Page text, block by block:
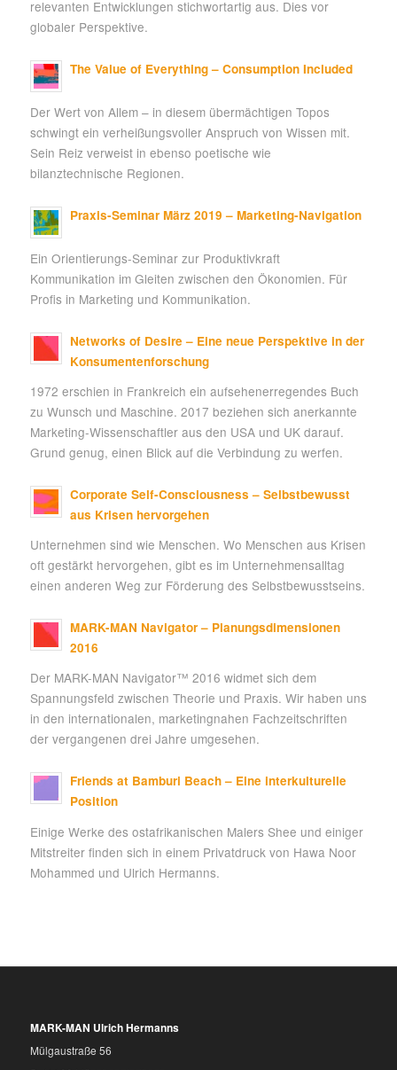
relevanten Entwicklungen stichwortartig aus. Dies vor
globaler Perspektive.
The Value of Everything – Consumption Included
Der Wert von Allem – in diesem übermächtigen Topos
schwingt ein verheißungsvoller Anspruch von Wissen mit.
Sein Reiz verweist in ebenso poetische wie
bilanztechnische Regionen.
Praxis-Seminar März 2019 – Marketing-Navigation
Ein Orientierungs-Seminar zur Produktivkraft
Kommunikation im Gleiten zwischen den Ökonomien. Für
Profis in Marketing und Kommunikation.
Networks of Desire – Eine neue Perspektive in der
Konsumentenforschung
1972 erschien in Frankreich ein aufsehenerregendes Buch
zu Wunsch und Maschine. 2017 beziehen sich anerkannte
Marketing-Wissenschaftler aus den USA und UK darauf.
Grund genug, einen Blick auf die Verbindung zu werfen.
Corporate Self-Consciousness – Selbstbewusst
aus Krisen hervorgehen
Unternehmen sind wie Menschen. Wo Menschen aus Krisen
oft gestärkt hervorgehen, gibt es im Unternehmensalltag
einen anderen Weg zur Förderung des Selbstbewusstseins.
MARK-MAN Navigator – Planungsdimensionen
2016
Der MARK-MAN Navigator™ 2016 widmet sich dem
Spannungsfeld zwischen Theorie und Praxis. Wir haben uns
in den internationalen, marketingnahen Fachzeitschriften
der vergangenen drei Jahre umgesehen.
Friends at Bamburi Beach – Eine interkulturelle
Position
Einige Werke des ostafrikanischen Malers Shee und einiger
Mitstreiter finden sich in einem Privatdruck von Hawa Noor
Mohammed und Ulrich Hermanns.
MARK-MAN Ulrich Hermanns
Mülgaustraße 56